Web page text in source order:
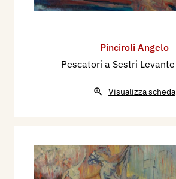
Pinciroli Angelo
Pescatori a Sestri Levante
Visualizza scheda